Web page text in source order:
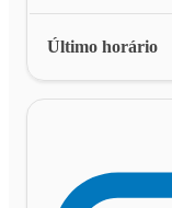
Último horário